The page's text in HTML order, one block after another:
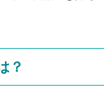
？